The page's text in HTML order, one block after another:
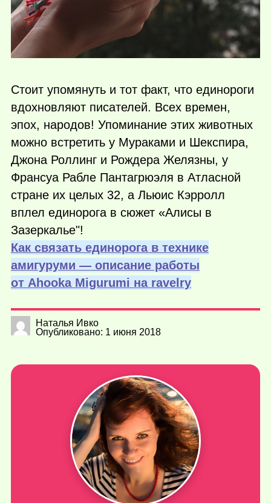
Стоит упомянуть и тот факт, что единороги
вдохновляют писателей. Всех времен,
эпох, народов! Упоминание этих животных
можно встретить у Мураками и Шекспира,
Джона Роллинг и Рождера Желязны, у
Франсуа Рабле Пантагрюэля в Атласной
стране их целых 32, а Льюис Кэрролл
вплел единорога в сюжет «Алисы в
Зазеркалье"!
Как связать единорога в технике
амигуруми — описание работы
от Ahooka Migurumi на ravelry
Наталья Ивко
Опубликовано: 1 июня 2018